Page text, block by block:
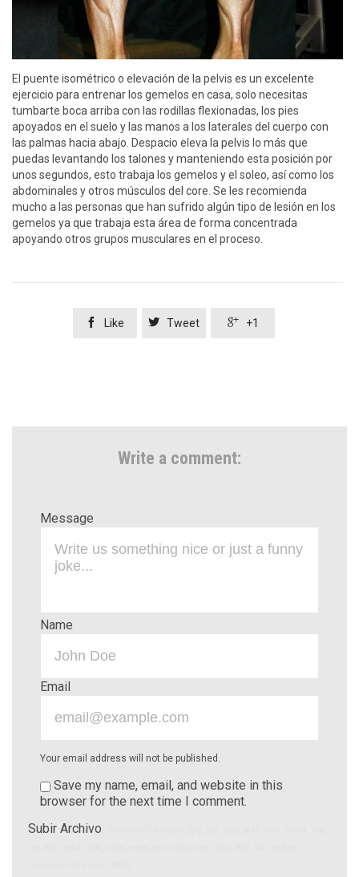
El puente isométrico o elevación de la pelvis es un excelente
ejercicio para entrenar los gemelos en casa, solo necesitas
tumbarte boca arriba con las rodillas flexionadas, los pies
apoyados en el suelo y las manos a los laterales del cuerpo con
las palmas hacia abajo. Despacio eleva la pelvis lo más que
puedas levantando los talones y manteniendo esta posición por
unos segundos, esto trabaja los gemelos y el soleo, así como los
abdominales y otros músculos del core. Se les recomienda
mucho a las personas que han sufrido algún tipo de lesión en los
gemelos ya que trabaja esta área de forma concentrada
apoyando otros grupos musculares en el proceso.
 Like  Tweet  +1
Write a comment:
Message
Name
Email
Your email address will not be published.
Save my name, email, and website in this
browser for the next time I comment.
Subir Archivo